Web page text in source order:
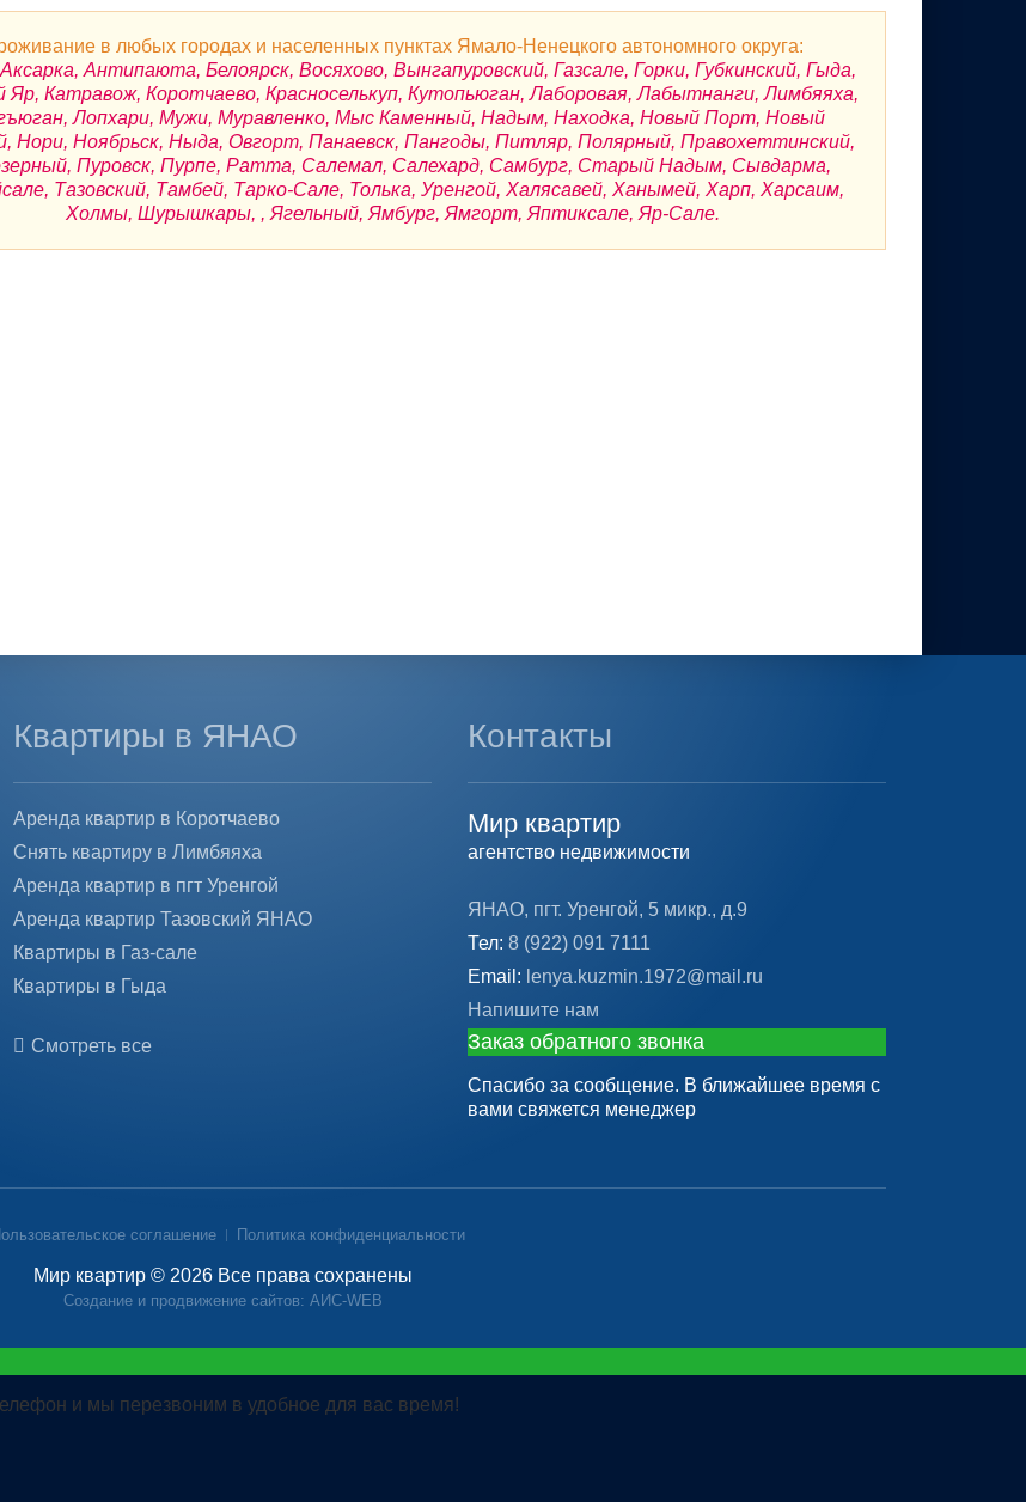
в любых городах и населенных пунктах Ямало-Ненецкого автономного округа:
Антипаюта, Белоярск, Восяхово, Вынгапуровский, Газсале, Горки, Губкинский, Гыда,
Яр, Катравож, Коротчаево, Красноселькуп, Кутопьюган, Лаборовая, Лабытнанги, Лимбяяха,
Лопхари, Мужи, Муравленко, Мыс Каменный, Надым, Находка, Новый Порт, Новый
Нори, Ноябрьск, Ныда, Овгорт, Панаевск, Пангоды, Питляр, Полярный, Правохеттинский,
Пуровск, Пурпе, Ратта, Салемал, Салехард, Самбург, Старый Надым, Сывдарма,
Тазовский, Тамбей, Тарко-Сале, Толька, Уренгой, Халясавей, Ханымей, Харп, Харсаим,
Холмы, Шурышкары, , Ягельный, Ямбург, Ямгорт, Яптиксале, Яр-Сале.
Квартиры в ЯНАО
Аренда квартир в Коротчаево
Снять квартиру в Лимбяяха
Аренда квартир в пгт Уренгой
Аренда квартир Тазовский ЯНАО
Квартиры в Газ-сале
Квартиры в Гыда
Смотреть все
Контакты
Мир квартир
агентство недвижимости
ЯНАО, пгт. Уренгой, 5 микр., д.9
Тел: 8 (922) 091 7111
Email: lenya.kuzmin.1972@mail.ru
Напишите нам
Заказ обратного звонка
Спасибо за сообщение. В ближайшее время с
вами свяжется менеджер
соглашение Политика конфиденциальности
Мир квартир © 2026 Все права сохранены
Создание и продвижение сайтов: АИС-WEB
и мы перезвоним в удобное для вас время!